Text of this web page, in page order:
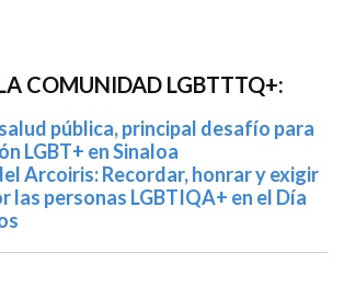
COMUNIDAD LGBTTTQ+:
pública, principal desafío para
LGBT+ en Sinaloa
Arcoiris: Recordar, honrar y exigir
las personas LGBTIQA+ en el Día